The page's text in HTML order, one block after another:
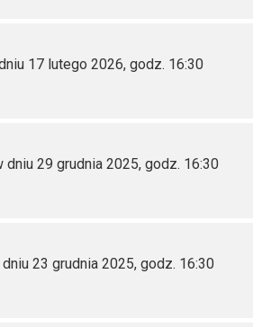
17 lutego 2026, godz. 16:30
dniu 29 grudnia 2025, godz. 16:30
23 grudnia 2025, godz. 16:30